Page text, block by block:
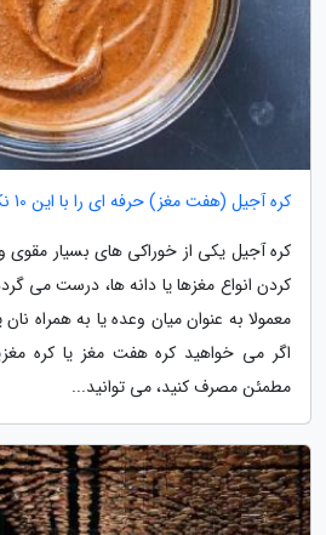
کره آجیل (هفت مغز) حرفه ای را با این 10 نکته طلایی درست کن!
کره آجیل یکی از خوراکی های بسیار
کردن انواع مغزها یا دانه ها، درست می
معمولا به عنوان میان وعده یا به همراه نان
اگر می خواهید کره هفت مغز یا کره
مطمئن مصرف کنید، می توانید...